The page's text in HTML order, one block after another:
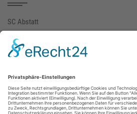
SC Abstatt
SGM-ABI (extern)
FuPa
Gemeinde Abstatt